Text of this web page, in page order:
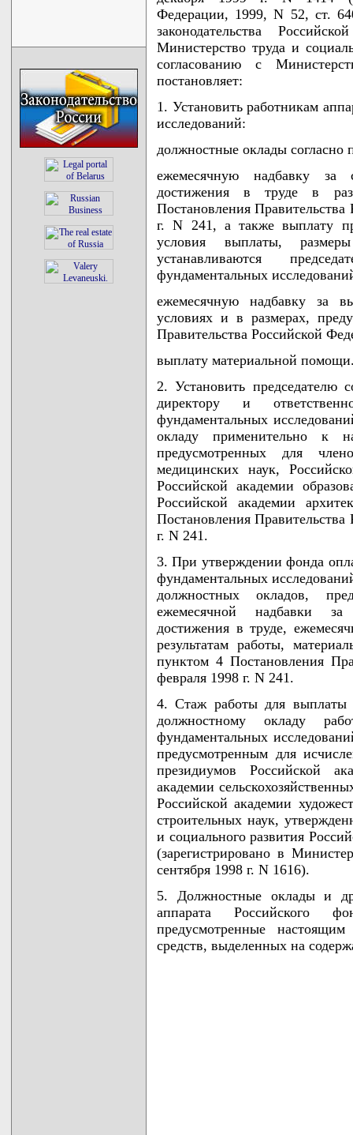
Федерации, 1999, N 52, ст.
законодательства
Министерство труда и
согласованию с
постановляет:
1. Установить работникам
исследований:
должностные оклады
ежемесячную надбавку за
достижения в труде в
Постановления
г. N 241, а также выплату
условия выплаты,
устанавливаются
фундаментальных
ежемесячную надбавку за
условиях и в размерах,
Правительства Российской
выплату материальной
2. Установить председателю
директору и
фундаментальных
окладу применительно к
предусмотренных для
медицинских наук,
Российской академии
Российской академии
Постановления
г. N 241.
3. При утверждении фонда
фундаментальных
должностных окладов,
ежемесячной надбавки за
достижения в труде,
результатам работы,
пунктом 4 Постановления
февраля 1998 г. N 241.
4. Стаж работы для выплаты
должностному окладу
фундаментальных
предусмотренным для
президиумов Российской
академии
Российской академии
строительных наук,
и социального развития
(зарегистрировано в
сентября 1998 г. N 1616).
5. Должностные оклады и
аппарата Российского
предусмотренные
средств, выделенных на